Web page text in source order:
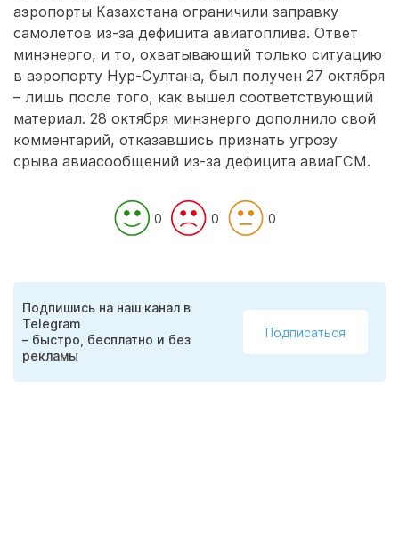
аэропорты Казахстана ограничили заправку
самолетов из-за дефицита авиатоплива. Ответ
минэнерго, и то, охватывающий только ситуацию
в аэропорту Нур-Султана, был получен 27 октября
– лишь после того, как вышел соответствующий
материал. 28 октября минэнерго дополнило свой
комментарий, отказавшись признать угрозу
срыва авиасообщений из-за дефицита авиаГСМ.
0 0 0
Подпишись на наш канал в
Telegram
– быстро, бесплатно и без
рекламы
Подписаться